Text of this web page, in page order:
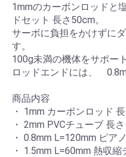
1mmのカーボンロッドと
ドセット 長さ50cm。
サーボに負担をかけずに
す。
100g未満の機体をサポー
ロッドエンドには、
商品内容
・ 1mm カーボンロッド
・ 2mm PVCチューブ 長
・ 0.8mm L=120mm ピ
・ 1.5mm L=60mm 熱収